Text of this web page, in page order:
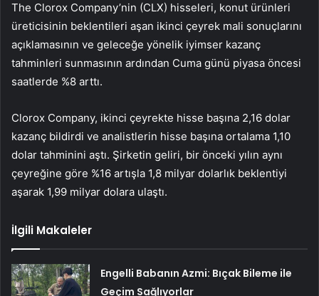
The Clorox Company’nin (CLX) hisseleri, konut ürünleri
üreticisinin beklentileri aşan ikinci çeyrek mali sonuçlarını
açıklamasının ve geleceğe yönelik iyimser kazanç
tahminleri sunmasının ardından Cuma günü piyasa öncesi
saatlerde %8 arttı.
Clorox Company, ikinci çeyrekte hisse başına 2,16 dolar
kazanç bildirdi ve analistlerin hisse başına ortalama 1,10
dolar tahminini aştı. Şirketin geliri, bir önceki yılın aynı
çeyreğine göre %16 artışla 1,8 milyar dolarlık beklentiyi
aşarak 1,99 milyar dolara ulaştı.
İlgili Makaleler
Engelli Babanın Azmi: Bıçak Bileme ile
Geçim Sağlıyorlar